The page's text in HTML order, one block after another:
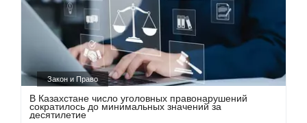
Закон и Право
В Казахстане число уголовных правонарушений
сократилось до минимальных значений за
десятилетие